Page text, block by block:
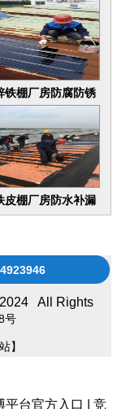
铁棚厂房防腐防锈
16
皮棚厂房防水补漏
All Rights
号
】
平台官方入口 |竞